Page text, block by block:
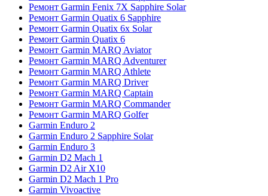
Ремонт Garmin Fenix 7X Sapphire Solar
Ремонт Garmin Quatix 6 Sapphire
Ремонт Garmin Quatix 6x Solar
Ремонт Garmin Quatix 6
Ремонт Garmin MARQ Aviator
Ремонт Garmin MARQ Adventurer
Ремонт Garmin MARQ Athlete
Ремонт Garmin MARQ Driver
Ремонт Garmin MARQ Captain
Ремонт Garmin MARQ Commander
Ремонт Garmin MARQ Golfer
Garmin Enduro 2
Garmin Enduro 2 Sapphire Solar
Garmin Enduro 3
Garmin D2 Mach 1
Garmin D2 Air X10
Garmin D2 Mach 1 Pro
Garmin Vivoactive